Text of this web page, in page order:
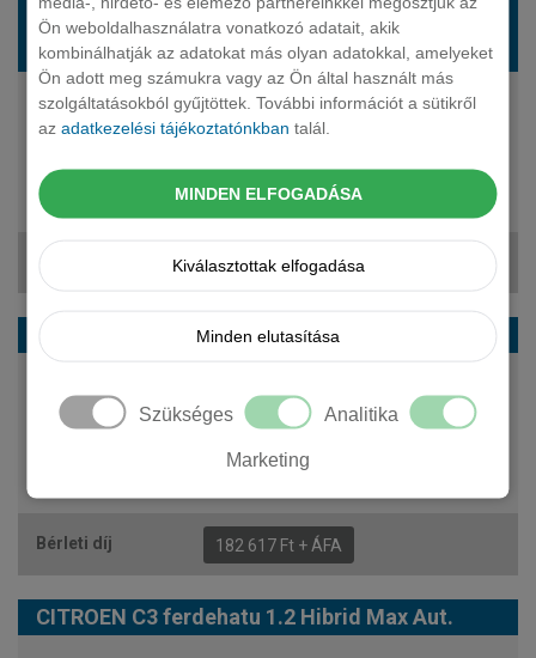
Ön weboldalhasználatra vonatkozó adatait, akik
kombinálhatják az adatokat más olyan adatokkal, amelyeket
Ön adott meg számukra vagy az Ön által használt más
szolgáltatásokból gyűjtöttek. További információt a sütikről
azadatkezelési tájékoztatónkban talál.
MINDEN ELFOGADÁSA
Kiválasztottak elfogadása
Minden elutasítása
Szükséges Analitika
Marketing
CITROEN C3 ferdehatu 1.2 Hibrid Collection
Aut.
100 LE
benzin
8 890 000 Ft
181 696 Ft + ÁFA
CITROEN C3 ferdehatu 44kWh You Aut.
elektromos
5 fő
182 617 Ft + ÁFA
CITROEN C3 ferdehatu 1.2 Hibrid Max Aut.